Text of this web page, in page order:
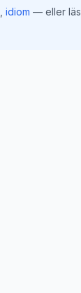
idiom — eller läs